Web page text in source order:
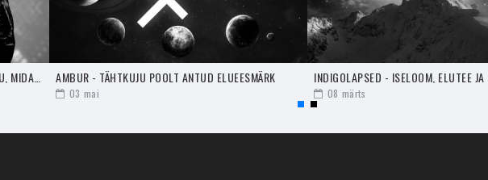
Kui Ioliit kombineeridaGagaadigaja neid endaga kaasas kanda või välisukse/värava kõrvale
kristallid kaotada liigse uudishimu, mis on tulnud mõnelt konkreetselt inimeselt. Selleks tuleb
kasutuselevõtmist neid kristalle peos hoida ja mõtelda selle inimese peale, kes pistab liialt
peidetakse kristallid ära või kantakse endaga kaasas ja need kristallid hakkavad vaikselt
Ioliit kombineeritultTšaroiidi,AmetüstijaTsitriinigaaitab lahti saada pidevast
3 ERINEVAT OLULISE TÄHENDUSEGA UNENÄGU, MIDA SA NÄED AMBUR - TÄHTKUJU POOLT ANTUD ELUEESMÄRK
03 mai
INDIGOLAPSED - ISELOOM, ELUTEE JA
08 märts